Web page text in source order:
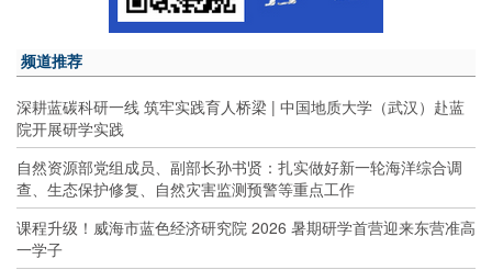
频道推荐
深耕蓝碳科研一线 筑牢实践育人桥梁 | 中国地质大学（武汉）赴蓝
院开展研学实践
自然资源部党组成员、副部长孙书贤：扎实做好新一轮海洋综合调
查、生态保护修复、自然灾害监测预警等重点工作
课程升级！威海市蓝色经济研究院 2026 暑期研学首营迎来东营准高
一学子